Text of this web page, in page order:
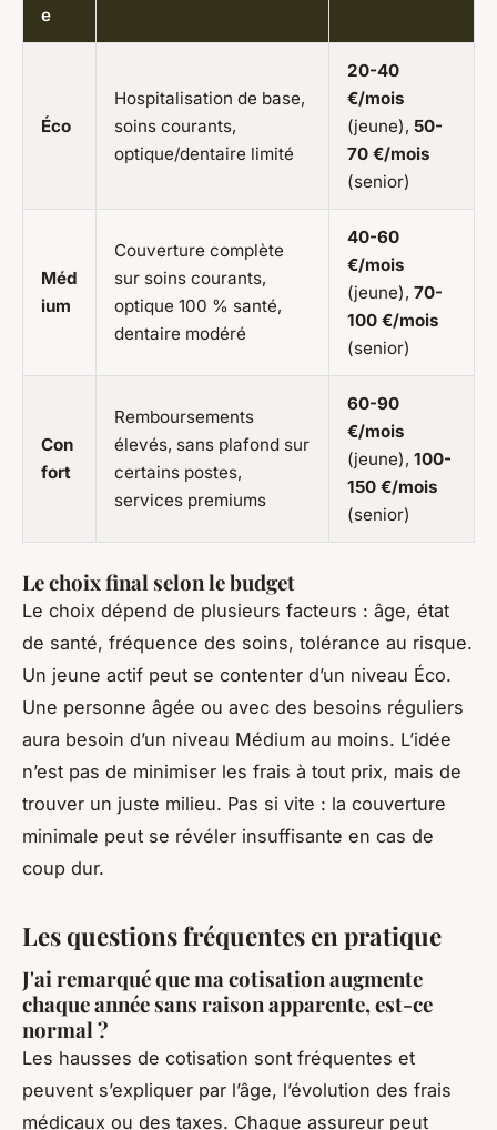
e
Éco
Hospitalisation de base,
soins courants,
optique/dentaire limité
20-40
€/mois
(jeune), 50-
70 €/mois
(senior)
Méd
ium
Couverture complète
sur soins courants,
optique 100 % santé,
dentaire modéré
40-60
€/mois
(jeune), 70-
100 €/mois
(senior)
Con
fort
Remboursements
élevés, sans plafond sur
certains postes,
services premiums
60-90
€/mois
(jeune), 100-
150 €/mois
(senior)
Le choix final selon le budget
Le choix dépend de plusieurs facteurs : âge, état
de santé, fréquence des soins, tolérance au risque.
Un jeune actif peut se contenter d’un niveau Éco.
Une personne âgée ou avec des besoins réguliers
aura besoin d’un niveau Médium au moins. L’idée
n’est pas de minimiser les frais à tout prix, mais de
trouver un juste milieu. Pas si vite : la couverture
minimale peut se révéler insuffisante en cas de
coup dur.
Les questions fréquentes en pratique
J'ai remarqué que ma cotisation augmente
chaque année sans raison apparente, est-ce
normal ?
Les hausses de cotisation sont fréquentes et
peuvent s’expliquer par l’âge, l’évolution des frais
médicaux ou des taxes. Chaque assureur peut